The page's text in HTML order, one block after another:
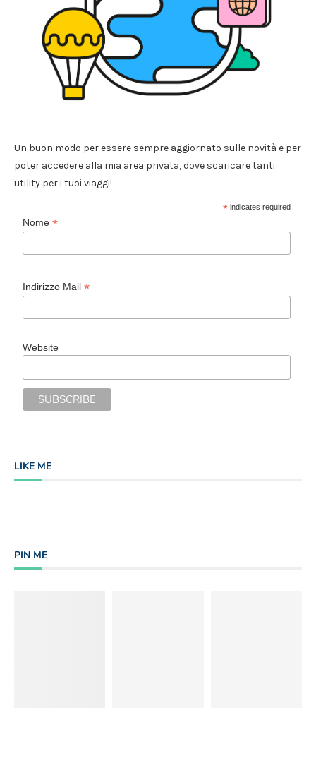
Un buon modo per essere sempre aggiornato sulle novità e per
poter accedere alla mia area privata, dove scaricare tanti
utility per i tuoi viaggi!
* indicates required
Nome*
Indirizzo Mail*
Website
LIKE ME
PIN ME